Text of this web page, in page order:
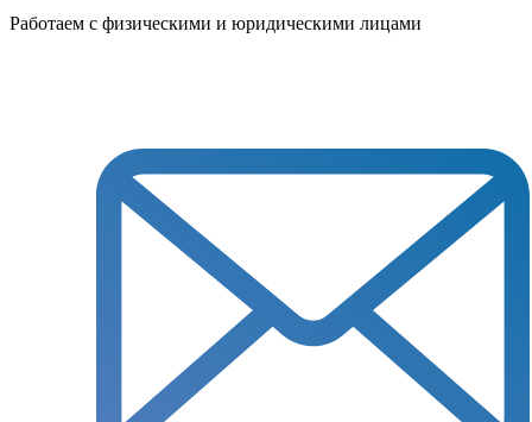
Работаем с физическими и юридическими лицами